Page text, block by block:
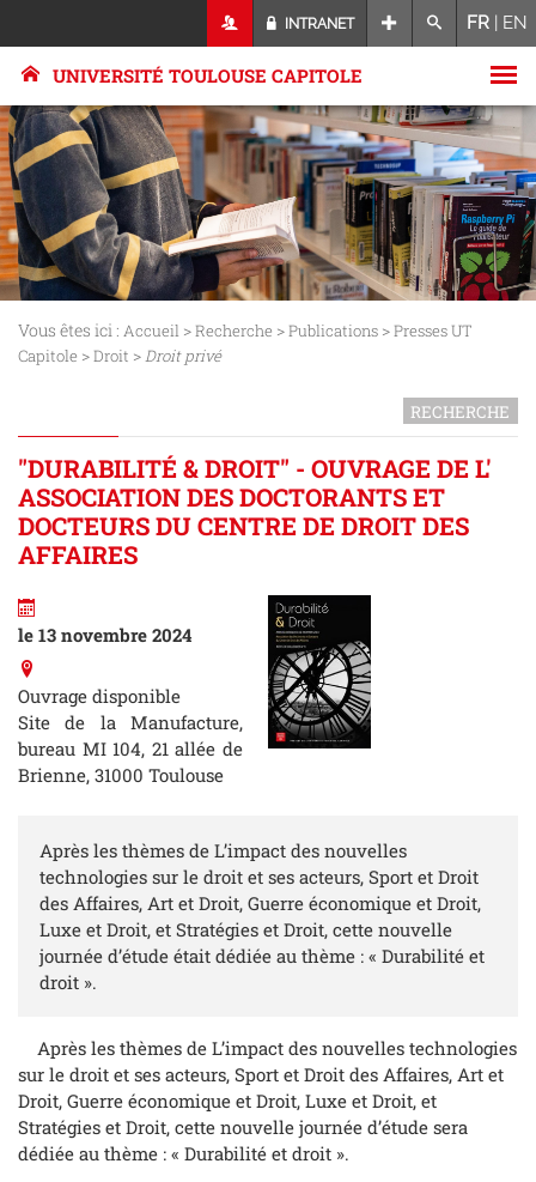
INTRANET FR | EN
UNIVERSITÉ TOULOUSE CAPITOLE
Vous êtes ici : Accueil >Recherche >Publications >Presses UT
Capitole >Droit >Droit privé
RECHERCHE
"DURABILITÉ & DROIT" - OUVRAGE DE L'
ASSOCIATION DES DOCTORANTS ET
DOCTEURS DU CENTRE DE DROIT DES
AFFAIRES
le 13 novembre 2024
Ouvrage disponible
Site de la Manufacture,
bureau MI 104, 21 allée de
Brienne, 31000 Toulouse
Après les thèmes de L’impact des nouvelles
technologies sur le droit et ses acteurs, Sport et Droit
des Affaires, Art et Droit, Guerre économique et Droit,
Luxe et Droit, et Stratégies et Droit, cette nouvelle
journée d’étude était dédiée au thème : « Durabilité et
droit ».
Après les thèmes de L’impact des nouvelles technologies
sur le droit et ses acteurs, Sport et Droit des Affaires, Art et
Droit, Guerre économique et Droit, Luxe et Droit, et
Stratégies et Droit, cette nouvelle journée d’étude sera
dédiée au thème : « Durabilité et droit ».